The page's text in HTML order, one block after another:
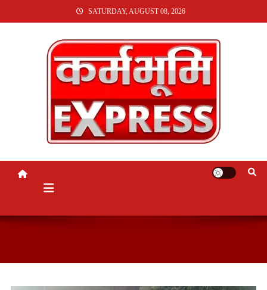
TO
SATURDAY, AUGUST 08, 2026
KARMABHUMI EXPRESS